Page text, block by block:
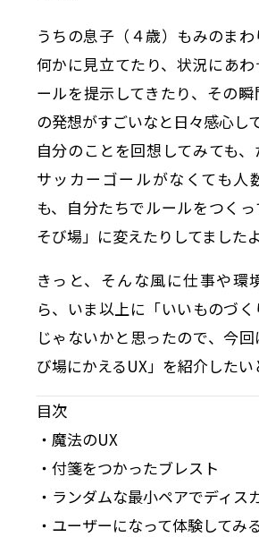
うちの息子（４歳）もみのま
何かに見立てたり、状況にあ
ールを提示してきたり、その
の発想がすごいなと日々感心し
自分のことを回想してみても
サッカーゴールがなくても人
も、自分たちでルールをつく
そび場」に変えたりしてましたよ
きっと、そんな風に仕事や環
ら、いま以上に「いいものづ
じゃないかと思ったので、今
び場にかえるUX」を紹介したい
目次
・魔法のUX
・付箋をつかったブレスト
・ランダムな最小ペアでディス
・ユーザーになって体験してみ